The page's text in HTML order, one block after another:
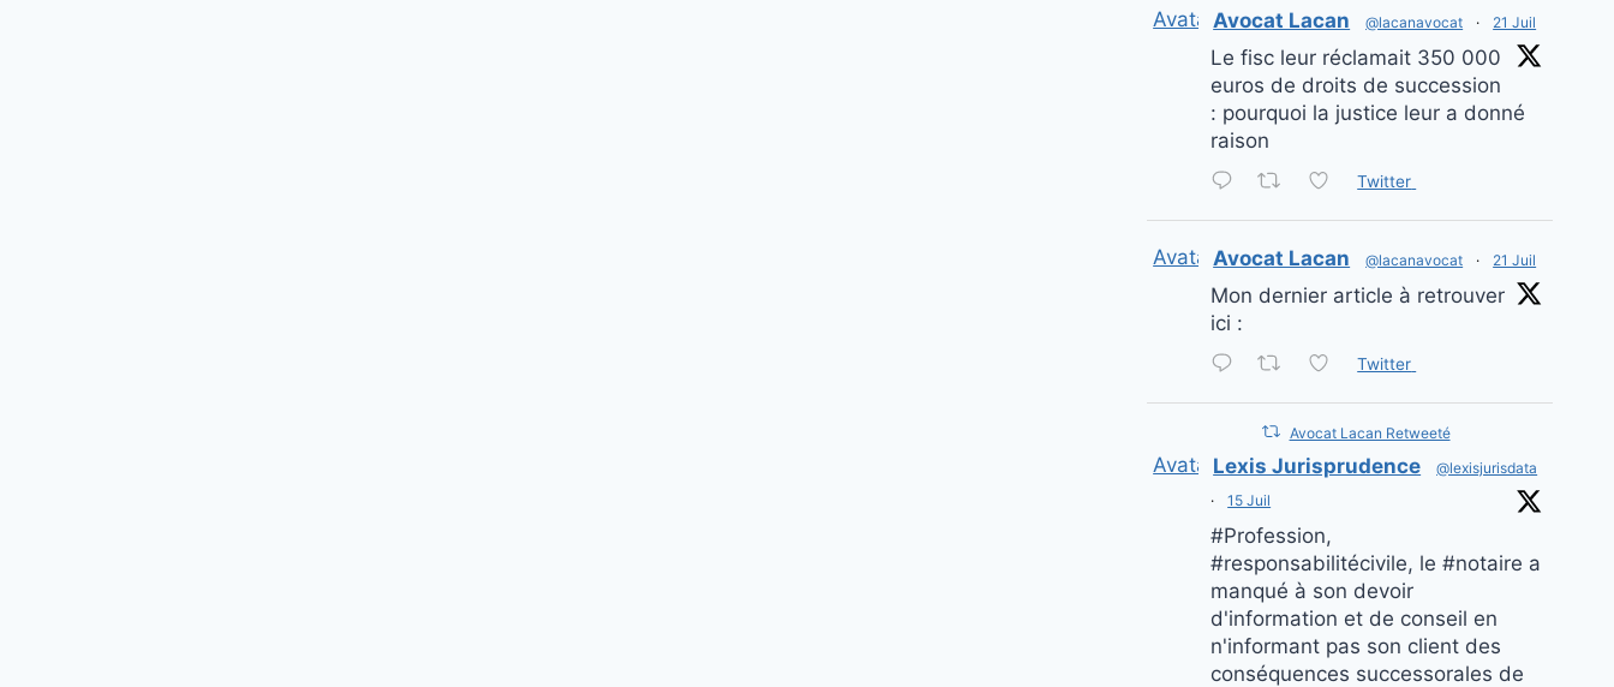
AvatarAvocat Lacan @lacanavocat · 21 Juil
Le fisc leur réclamait 350 000
euros de droits de succession
: pourquoi la justice leur a donné
raison
Twitter
AvatarAvocat Lacan @lacanavocat · 21 Juil
Mon dernier article à retrouver
ici :
Twitter
Avocat Lacan Retweeté
AvatarLexis Jurisprudence
@lexisjurisdata
·
15 Juil
#Profession,
#responsabilitécivile, le #notaire a
manqué à son devoir
d'information et de conseil en
n'informant pas son client des
conséquences successorales de